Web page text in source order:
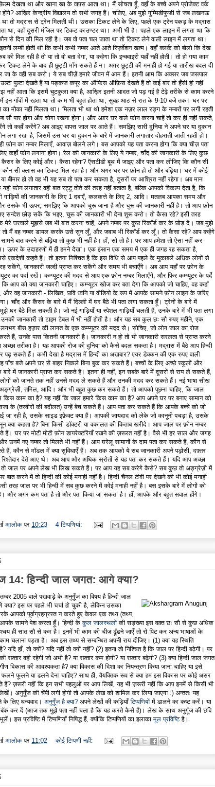
देखता था और खाना खा के वापस आता था। मैं सोचता हूँ, वहाँ के बच्चे अपने प्रोजेक्ट वर्क
आख़िर केन्द्रीय विद्यालय तो सभी जगह हैं। चलिए, अब मुझे गुम्मिडीपुण्डी से जब लखनऊ
था तो मद्रास से ट्रेन मिलती थी। उसका टिकट लेने के लिए, पहले एक ट्रेन पकड़ के मद्रास
था, वहाँ दूसरी मंजिल पर टिकट काउण्टर था। अभी भी है। पहले एक लाइन में लगता था कि
से दिन की मिल रही है। जब वो पता चल जाता था तो टिकट लेने वाली लाइन में लगता था।
लम्बी होती थी कि कभी कभी नम्बर आते आते रिज़र्वेशन खत्म। वहाँ क्लर्क को बोलो कि देख
की मिल रही है तो या तो वो बता देगा, या कहेगा कि इन्क्वाइरी यहाँ नहीं होती। तो हो गया काम
टिकट लेने के बाद ही छुट्टी माँग सकते हैं न। अग़र छुट्टी की मनाही हो गई या तारीख बदल दी
जा के वही सब करो। ये सब चीज़ें हमारे जीवन में आम हैं। इतनी आम कि अक्सर जब जसपाल
पुल्टा देखते हैं या पङ्कज कपूर का ऑफ़िस ऑफ़िस देखते हैं तो कई बार तो हँसी ही नहीं
नहीं आता कि इसमें चुटकुला क्या है, आख़िर इतनी आदत जो पड़ गई है टेढ़े तरीके से काम करने
इन गाँवों में रहता था तो काम भी बहुत होता था, सुबह आठ से रात के 9-10 बजे तक। घर पर
मौका नहीं मिलता था। मिलता भी था थो हमेशा एक नज़र लाल रङ्ग के नम्बरों पर लगी रहती
सौ पार होगा और चोगा रखना होगा। और अग़र घर वाले फ़ोन करना चाहें तो कर ही नहीं सकते,
तो कहाँ करेंगे? अब आइए वापस जाल पर आते हैं। समझिए सारी दुनिया ने अपने घर या दुकान
लगा रखा है, जिसमें उस घर या दुकान के बारे में जानकारी लगातार दोहराती जाती रहती हो।
फ़ोन का नम्बर मिलाएँ, आवाज़ बोलने लगे। बस आपको यह पता करना होगा कि क्या चीज़ पता
कहाँ फ़ोन लगाना होगा। रेल की जानकारी के लिए ये नम्बर, चाँद की जानकारी के लिए कुछ
के लिए कोई और। कैसा रहेगा? ऍसटीडी बूथ में जाइए और पता कर लीजिए कि कौन सी
कौन सी क्लास का टिकट मिल रहा है। और अग़र घर पर फ़ोन हो तो और बढ़िया। घर में कोई
या बीमार हो तो वह भी यह सब तो पता कर सकता है, दूसरों पर आश्रित नहीं रहेगा। अब मान
यही फ़ोन लगातार वही बात रट्टू तोते की तरह नहीं बताता है, बल्कि आपको विकल्प देता है, कि
गाड़ियों की जानकारी के लिए 1 दबाएँ, कलकत्ते के लिए 2, आदि। मतलब आपका समय और
उसके भी ऊपर, समझिए कि आपको चुरू जाना है और चुरू की जानकारी नहीं है। तो आप फ़ोन
सन्देश छोड़ सकें कि भइए, चुरू की जानकारी भी देना शुरू करो। तो कैसा रहे? इसी तरह
मेरे घरवाले मुझसे जब भी बात करना चाहें, अपने नम्बर पर कुछ रिकॉर्ड कर के छोड़ दें। जब मुझे
तो मैं वह नम्बर डायल करके उसे सुन लूँ, और जवाब भी रिकॉर्ड कर लूँ। तो कैसा रहे? आप कहेंगे
बात करने से बढ़िया तो कुछ भी नहीं है। हाँ, सो तो है। पर आप हमेशा तो ऐसा नहीं कर
ऊपर के उदाहरणों में ही हमने देखा। एक इंसान एक समय में एक ही जगह रह सकता है,
एकदेशी कहते हैं। तो इतना निश्चित है कि इस विधि से आप पहले के मुकाबले अधिक लोगों से
सकेंगे, जानकारी जल्दी प्राप्त कर सकेंगे और समय भी बचाएँगे। अब आप यहाँ पर फ़ोन के
का पर्दा रखें। कम्प्यूटर की मदद से आप एक फ़ोन नम्बर मिलाएँगे, और फिर कम्प्यूटर के पर्दे
कि आप को क्या जानकारी चाहिए। कम्प्यूटर खोज कर बता देगा कि आपको जो चाहिए, वह कहाँ
और वह जानकारी - लिखित, छवि ध्वनि या वीडियो के रूप में आपके सामने फ़ोन लाइन के जरिए
चाँद और कैंसर के बारे में मैं दिल्ली में घर बैठे भी पता लगा सकता हूँ। ट्रेनों के बारे में
मुझे घर बैठे मिल सकती है। जो नई गाड़ियाँ या स्पेशल गाड़ियाँ चलती हैं, उनके बारे में भी पता लगा
जानकारी तो टाइम टेबल में भी नहीं होती है। और यह सब कुल छः सौ रुपए महीने, एक
बीस हज़ार की लागत के एक कम्प्यूटर की मदद से। सोचिए, जो लोग जाल का रोज
हैं, उनके पास कितनी जानकारी है। जानकारी न हो तो भी जानकारी सरलता से प्राप्त करने
अच्छा तरीका है। यह आपकी रोज की दुनिया को कैसे बदल सकता है। मद्रास में बैठे आप हिन्दी
पढ़ सकते हैं। कभी देखा है मद्रास में हिन्दी का अखबार? एयर डेक्कन की एक रुपए वाली
पाँच बजे अपने घर से बाहर निकले बिना बुक कर सकते हैं। बच्चों के लिए अच्छे स्कूलों और
में जानकारी प्राप्त कर सकते है। इतना ही नहीं, इन सबके बारे में दूसरों से राय ले सकते हैं,
को जानते तक नहीं उनसे मदद ले सकते हैं और उनकी मदद कर सकते हैं। नई भाषा सीख
तमिल, आदि। और भी बहुत कुछ कर सकते हैं। तो आपको पूछना चाहिए, कि जाल
किस काम का है? यह नहीं कि जाल हमारे किस काम का है? आप अपने घर पर बनाए सामान को
के (तस्वीरों की बदौलत) उन्हें बेच सकते हैं। आप पता कर सकते हैं कि आपके बच्चे को जो
जा रही है, उसके साइड इफ़ेक्ट क्या हैं। आपकी जायदाद को लेके जो कानूनी पचड़ा है, उसके
क्या कहता है? बिना किसी डॉक्टरी या वकालत की किताब खरीदे। आप जाल पर फ़ोन नम्बर
घर पर मोटी मोटी फ़ोन डायरेक्टरियाँ रखने की ज़रूरत नहीं है। वैसे भी हर साल और जगह
उनमें नए नम्बर तो मिलते भी नहीं हैं। आप घरेलू सामानों के दाम पता कर सकते हैं, कौन से
हैं, कौन से मॉडल में क्या सुविधाएँ हैं। अब तक आपको ये सब जानकारी अपने पड़ोसी, दफ़्तर
देते आए थे। अब आप और अधिक स्रोतों से यह पता कर सकते हैं। यदि आप अच्छा
जाल पर अपने लेख भी लिख सकते हैं। पर आप यह सब करेगे कैसे? सब कुछ तो अङ्ग्रेज़ी में
बात करने में तो हिन्दी की कोई मनाही नहीं है। हिन्दी चैनल टीवी पर देखने की भी कोई मनाही
तरह जाल पर भी हिन्दी में सब कुछ करने में कोई मनाही नहीं है। बस इसके बारे में लोगों को
और अग़र कम पता है तो और पता किया जा सकता है। हाँ, आपके और बहुत सवाल होंगे।
आलोक पर 10:23 4 टिप्‍पणियां:
14: हिन्दी जाल जगत: आगे क्या?
2005 वाले पखवाड़े के अनुगूँज का विषय है हिन्दी जाल
इस पर पहले भी चर्चा हो चुकी है, लेकिन उसका
आपको पूर्वाग्रहग्रस्त न करते हुए केवल एक तथ्य (तथ्य,
आपके सामने पेश करता हूँ। हिन्दी केकुल जालस्थलों की सङ्ख्या इस वक़्त छः सौ से कुछ अधिक
ही सात सौ से कम है। इनमें भी काम की चीज़ ढूँढने जाएँ तो रो पिट कर अन्य भाषाओं के
चलाना पड़ता है। अब इस तथ्य से सम्बन्धित अपनी राय दीजिए। (1) क्या यह स्थिति
यदि हाँ, तो क्यों? यदि नहीं तो क्यों नहीं? (2) इतना तो निश्चित है कि जाल पर हिन्दी बढ़ेगी। पर
रफ़्तार वही रहेगी जो अभी है? या रफ़्तार कम होगी? या रफ़्तार बढ़ेगी? (3) क्या हिन्दी जाल जगत
विकास की आवश्यकता है? क्या विकास की दिशा का नियन्त्रण किया जाना चाहिए या इसे
फूलने या ढलने देना चाहिए? साथ ही, वैयक्तिक रूप से क्या हम इस विकास पर कोई असर
हैं? ज़रूरी नहीं कि इन सभी पहलुओं पर आप लिखें, यह भी ज़रूरी नहीं कि आप इनमें से किसी भी
अनुगूँज की चेंपी लगी होगी तो आपके लेख को शामिल कर लिया जाएगा :) अन्ततः यह
लिए धन्यवाद। अनुगूँज है क्या? अपने लेखों की कड़ियाँटिप्पणियों में डालने का कष्ट करें। या
कर दें (आज तक मुझे पता नहीं चला है कि यह करते कैसे हैं)। लेख के साथ अनुगूँज की छवि
इस प्रविष्टि में टिप्पणियाँ निषिद्ध हैं, क्योंकि टिप्पणियों का इलाकामूल प्रविष्टिहै।
आलोक पर 11:02 कोई टिप्पणी नहीं: